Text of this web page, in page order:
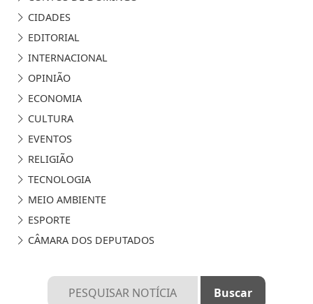
CIDADES
EDITORIAL
INTERNACIONAL
OPINIÃO
ECONOMIA
CULTURA
EVENTOS
RELIGIÃO
TECNOLOGIA
MEIO AMBIENTE
ESPORTE
CÂMARA DOS DEPUTADOS